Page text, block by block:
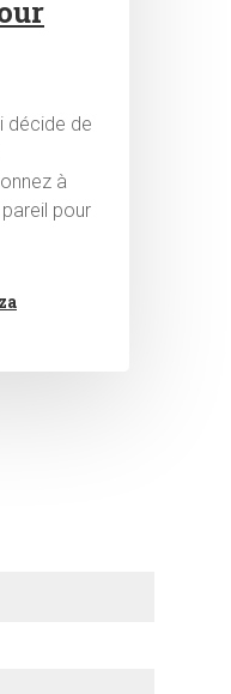
décide de
à
pour